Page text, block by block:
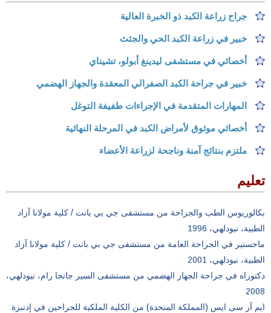
جراح زراعة الكبد ذو الخبرة العالية
خبير في زراعة الكبد الحي والجثث
أخصائي في مستشفى ليدينغ أبولو، تشيناي
خبير في جراحة الكبد الصفرالي المعقدة والجهاز الهضمي
المهارات المتقدمة في الإجراءات طفيفة التوغل
أخصائي موثوق لأمراض الكبد في المرحلة النهائية
ملتزم بنتائج آمنة وناجحة لزراعة الأعضاء
تعليم
بكالوريوس الطب والجراحة من مستشفى جي بي بانت / كلية مولانا آزاد
الطبية، نيودلهي، 1996
ماجستير في الجراحة العامة من مستشفى جي بي بانت / كلية مولانا آزاد
الطبية، نيودلهي، 2001
دكتوراه في جراحة الجهاز الهضمي من مستشفى السير جانجا رام، نيودلهي،
2008
ایم آر سی ایس (المملكة المتحدة) من الكلية الملكية للجراحين في إدنبرة